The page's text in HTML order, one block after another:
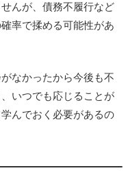
んが、債務不履行など
率で揉める可能性があ
なかったから今後も不
いつでも応じることが
んでおく必要があるの